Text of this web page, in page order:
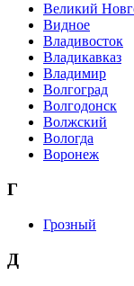
Великий
Видное
Владивосток
Владикавказ
Владимир
Волгоград
Волгодонск
Волжский
Вологда
Воронеж
Г
Грозный
Д